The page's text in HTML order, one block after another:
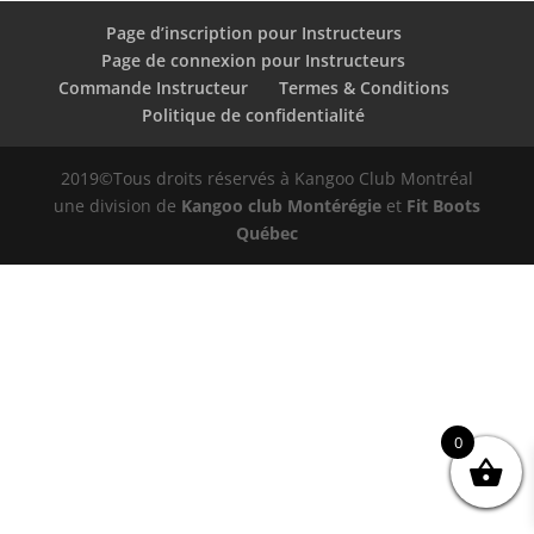
Page d’inscription pour Instructeurs
Page de connexion pour Instructeurs
Commande Instructeur
Termes & Conditions
Politique de confidentialité
2019©Tous droits réservés à Kangoo Club Montréal
une division de Kangoo club Montérégieet Fit Boots
Québec
0